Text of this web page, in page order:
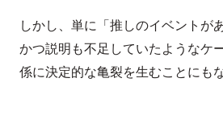
しかし、単に「推しのイベントが
かつ説明も不足していたようなケ
係に決定的な亀裂を生むことにも